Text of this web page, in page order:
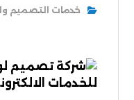
خدمات التصميم